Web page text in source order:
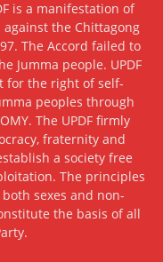
is a manifestation of
the Chittagong
The Accord failed to
Jumma people. UPDF
for the right of self-
peoples through
The UPDF firmly
fraternity and
a society free
The principles
sexes and non-
the basis of all